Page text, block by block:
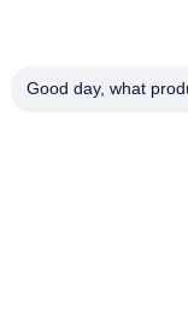
家へ
Good day, what